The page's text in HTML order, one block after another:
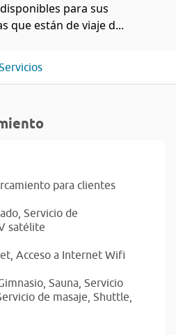
para sus
que están de viaje d...
para clientes
Servicio de
satélite
Acceso a Internet Wifi
Sauna, Servicio
de masaje, Shuttle,